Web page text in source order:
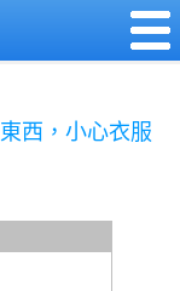
西，小心衣服